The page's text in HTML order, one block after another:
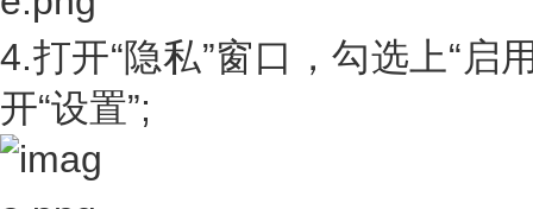
4.打开“隐私”窗口，勾选上“启
开“设置”;